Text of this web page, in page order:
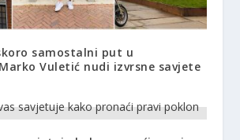
samostalni put u
Vuletić nudi izvrsne savjete